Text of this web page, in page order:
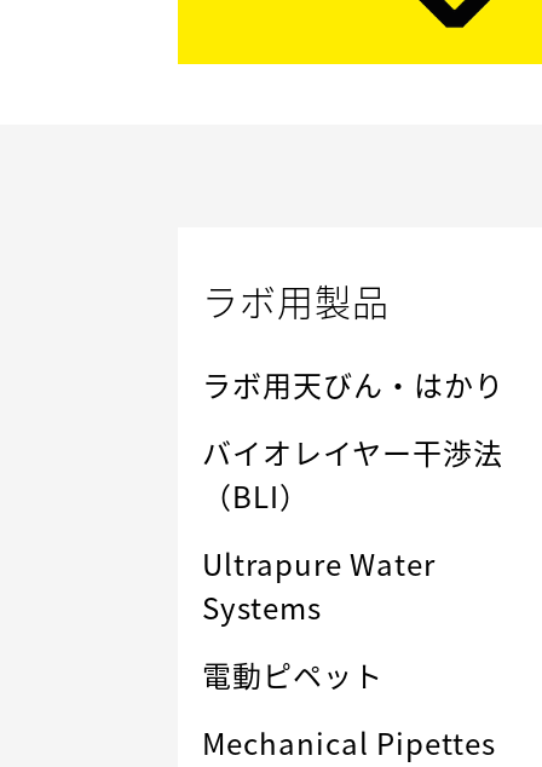
ラボ用製品
ラボ用天びん・はかり
バイオレイヤー干渉法
（BLI）
Ultrapure Water
Systems
電動ピペット
Mechanical Pipettes